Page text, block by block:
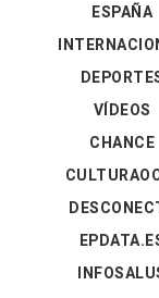
ESPAÑA
VÍDEOS
CHANCE